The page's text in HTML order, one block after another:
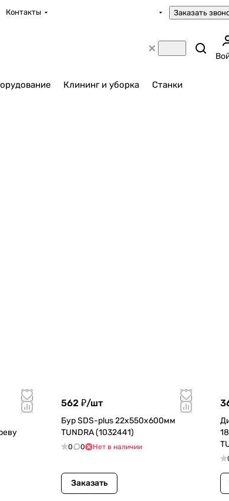
Контакты Заказать
Клининг и уборка Станки
562 ₽/шт
Бур SDS-plus 22х550х600мм
TUNDRA (1032441)
0 0 Нет в наличии
Заказать